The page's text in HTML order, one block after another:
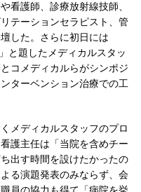
看護師、診療放射線技師、
テーションセラピスト、管
した。さらに初日には
と題したメディカルスタッ
コメディカルらがシンポジ
ターベンション治療での工
メディカルスタッフのプロ
護主任は「当院を含めチー
出す時間を設けたかったの
る演題発表のみならず、会